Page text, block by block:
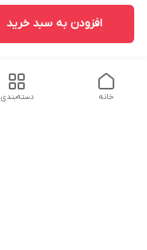
افزودن به سبد خرید
دسته‌بندی خانه